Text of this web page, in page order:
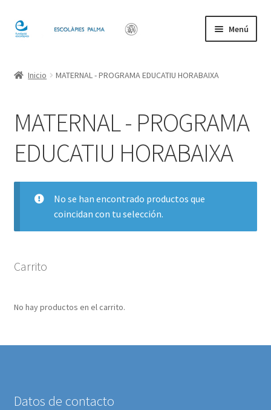
Ir
a
Ir
al
Menú
Inicio MATERNAL - PROGRAMA EDUCATIU HORABAIXA
MATERNAL - PROGRAMA
EDUCATIU HORABAIXA
No se han encontrado productos que
coincidan con tu selección.
Carrito
No hay productos en el carrito.
Datos de contacto